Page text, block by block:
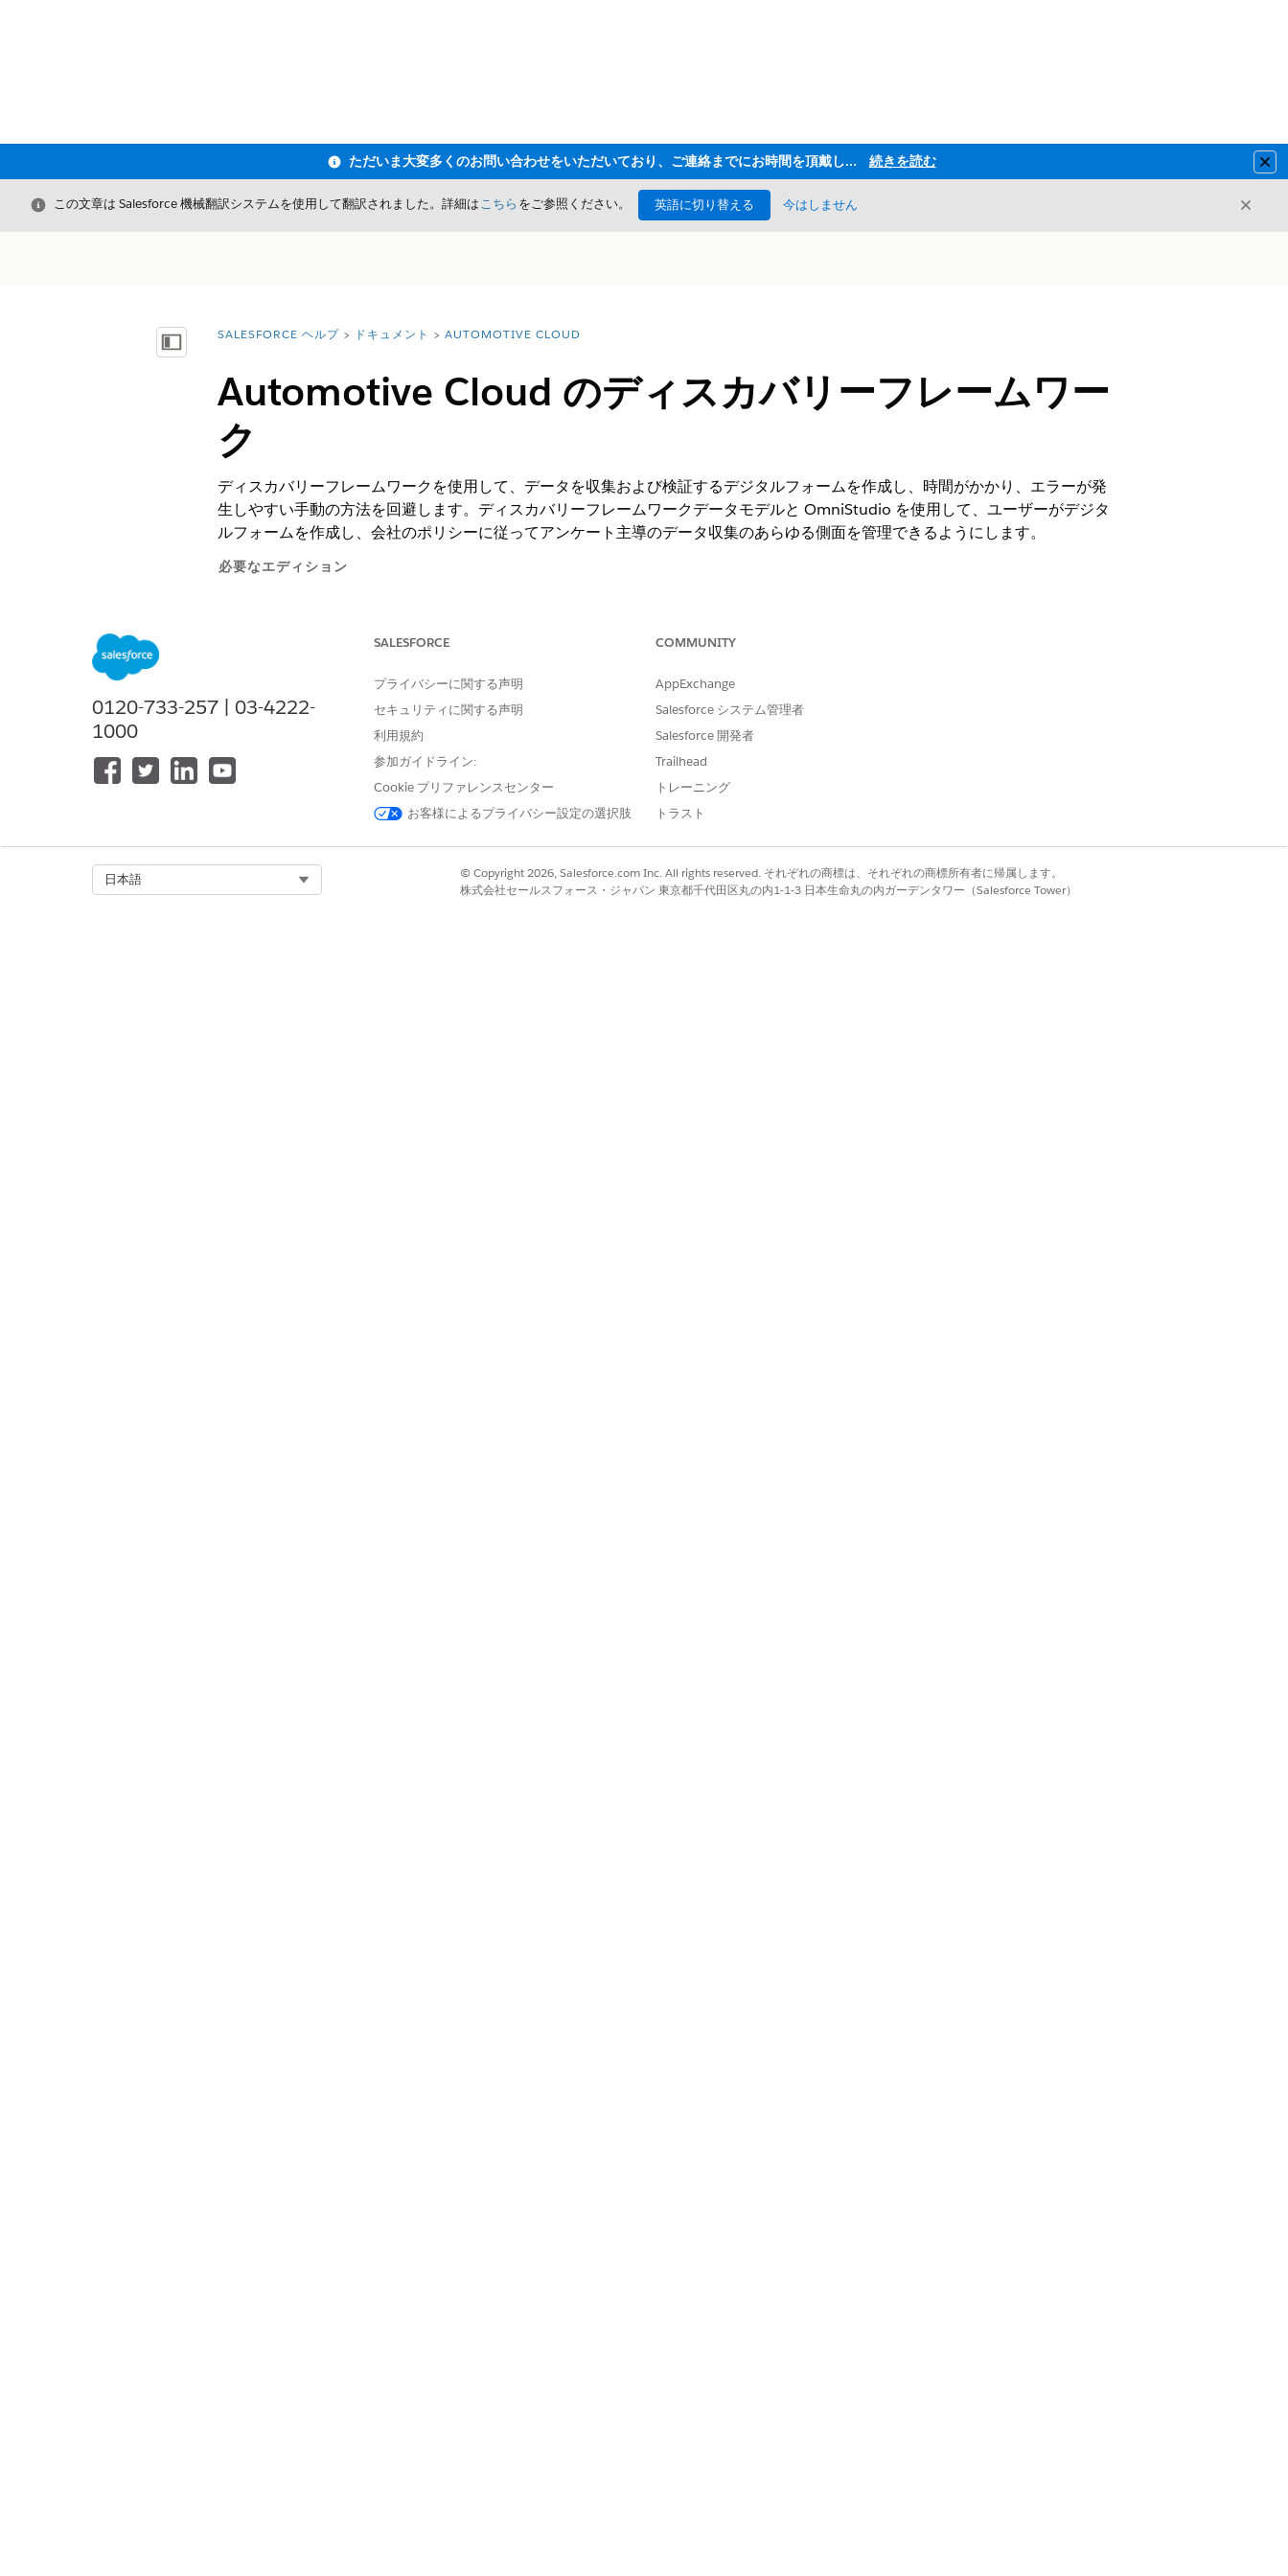
ただいま大変多くのお問い合わせをいただいており、ご連絡までにお時間を頂戴しております 続きを読む
閉じる
この文章は Salesforce 機械翻訳システムを使用して翻訳されました。詳細はこちら をご参照ください。 英語に切り替える 今はしません 閉じる
目次を表示詳細情報:
SALESFORCE ヘルプ ドキュメント AUTOMOTIVE CLOUD
Automotive Cloud のディスカバリーフレームワー
ク
ディスカバリーフレームワークを使用して、データを収集および検証するデジタルフォームを作成し、時間がかかり、エラーが発
生しやすい手動の方法を回避します。ディスカバリーフレームワークデータモデルと OmniStudio を使用して、ユーザーがデジタ
ルフォームを作成し、会社のポリシーに従ってアンケート主導のデータ収集のあらゆる側面を管理できるようにします。
必要なエディション
使用可能なエディション:EnterpriseEdition、 Edition、およびDeveloper
ディスカバリーフレームワークの有効化、アンケートによる情報収集のあらゆる側面の管理、データモデルの表示の方法について
は、「ディスカバリーフレームワークの設定 」を参照してください。
自動車業務の動的評価を管理することで、評価の質問を作成して OmniScript フォームに追加します。
Automotive Cloud での動的評価の設定
ます。サービスインスペクターは、客先訪問または仮想検査中にこれらのアンケートを使用することで、評価の効率と精度を大幅に向上させるこ
トテンプレートを使用します。業務要件に基づいてサンプル検査アンケートをカスタマイズし、車両や納入商品の外観および機械状態を評価しま
0120-733-257 | 03-4222-
1000
SALESFORCE
プライバシーに関する声明
セキュリティに関する声明
利用規約
参加ガイドライン:
Cookie プリファレンスセンター
お客様によるプライバシー設定の選択肢
COMMUNITY
AppExchange
Salesforce システム管理者
Salesforce 開発者
Trailhead
トレーニング
トラスト
日本語
© Copyright 2026, Salesforce.com Inc. All rights reserved. それぞれの商標は、それぞれの商標所有者に帰属します。
株式会社セールスフォース・ジャパン 東京都千代田区丸の内1-1-3 日本生命丸の内ガーデンタワー（Salesforce Tower）